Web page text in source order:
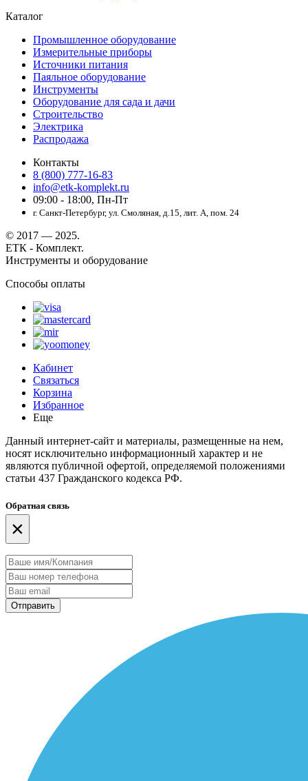
Каталог
Промышленное оборудование
Измерительные приборы
Источники питания
Паяльное оборудование
Инструменты
Оборудование для сада и дачи
Строительство
Электрика
Распродажа
Контакты
8 (800) 777-16-83
info@etk-komplekt.ru
09:00 - 18:00, Пн-Пт
г. Санкт-Петербург, ул. Смоляная, д.15, лит. А, пом. 24
© 2017 — 2025.
ЕТК - Комплект.
Инструменты и оборудование
Способы оплаты
Кабинет
Связаться
Корзина
Избранное
Еще
Данный интернет-сайт и материалы, размещенные на нем,
носят исключительно информационный характер и не
являются публичной офертой, определяемой положениями
статьи 437 Гражданского кодекса РФ.
Обратная связь
×
Отправить